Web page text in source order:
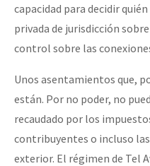
capacidad para decidir
privada de jurisdicción
control sobre las
Unos asentamientos que,
están. Por no poder, no
recaudado por los
contribuyentes o incluso
exterior. El régimen de Tel